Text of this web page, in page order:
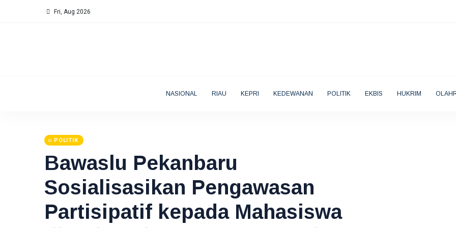
Fri, Aug 2026
NASIONAL RIAU KEPRI KEDEWANAN POLITIK EKBIS HUKRIM
POLITIK
Bawaslu Pekanbaru
Sosialisasikan Pengawasan
Partisipatif kepada Mahasiswa